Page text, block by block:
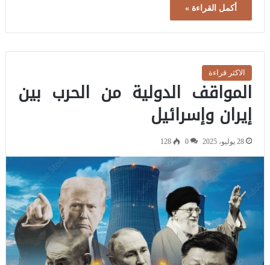
أكمل القراءة »
الاكثر قراءة
المواقف الدولية من الحرب بين
إيران وإسرائيل
28 يوليو، 2025 0
128